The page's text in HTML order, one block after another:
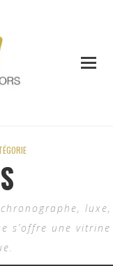
luxe,
s’offre une vitrine